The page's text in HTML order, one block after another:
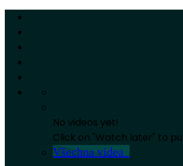
No videos yet!
Click on "Watch later" to
Všechna videa